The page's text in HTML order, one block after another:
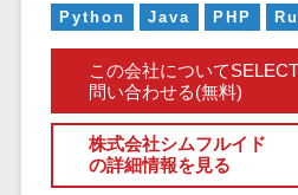
不動産ホーム
不動産オーナ
入居者管理ア
用地管理シス
IoTプラ
ォーム
IT資産管
ル
SaaS管
ル
Python Java PHP
この会社について
問い合わせる(無料)
株式会社シムフルイド
の詳細情報を見る